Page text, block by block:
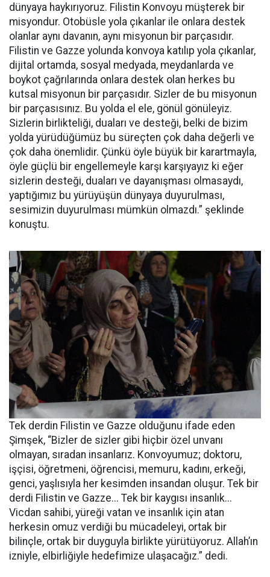
dünyaya haykırıyoruz. Filistin Konvoyu müşterek bir
misyondur. Otobüsle yola çıkanlar ile onlara destek
olanlar aynı davanın, aynı misyonun bir parçasıdır.
Filistin ve Gazze yolunda konvoya katılıp yola çıkanlar,
dijital ortamda, sosyal medyada, meydanlarda ve
boykot çağrılarında onlara destek olan herkes bu
kutsal misyonun bir parçasıdır. Sizler de bu misyonun
bir parçasısınız. Bu yolda el ele, gönül gönüleyiz.
Sizlerin birlikteliği, duaları ve desteği, belki de bizim
yolda yürüdüğümüz bu süreçten çok daha değerli ve
çok daha önemlidir. Çünkü öyle büyük bir karartmayla,
öyle güçlü bir engellemeyle karşı karşıyayız ki eğer
sizlerin desteği, duaları ve dayanışması olmasaydı,
yaptığımız bu yürüyüşün dünyaya duyurulması,
sesimizin duyurulması mümkün olmazdı.” şeklinde
konuştu.
Tek derdin Filistin ve Gazze olduğunu ifade eden
Şimşek, “Bizler de sizler gibi hiçbir özel unvanı
olmayan, sıradan insanlarız. Konvoyumuz; doktoru,
işçisi, öğretmeni, öğrencisi, memuru, kadını, erkeği,
genci, yaşlısıyla her kesimden insandan oluşur. Tek bir
derdi Filistin ve Gazze... Tek bir kaygısı insanlık...
Vicdan sahibi, yüreği vatan ve insanlık için atan
herkesin omuz verdiği bu mücadeleyi, ortak bir
bilinçle, ortak bir duyguyla birlikte yürütüyoruz. Allah’ın
izniyle, elbirliğiyle hedefimize ulaşacağız.” dedi.